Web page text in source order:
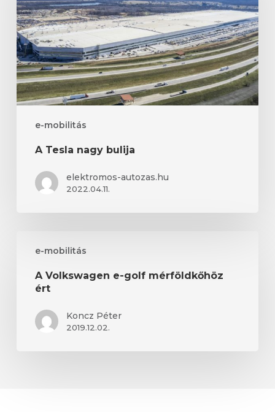
e-mobilitás
A Tesla nagy bulija
elektromos-autozas.hu
2022.04.11.
e-mobilitás
Volkswagen
A Volkswagen e-golf mérföldkőhöz
ért
Koncz Péter
2019.12.02.